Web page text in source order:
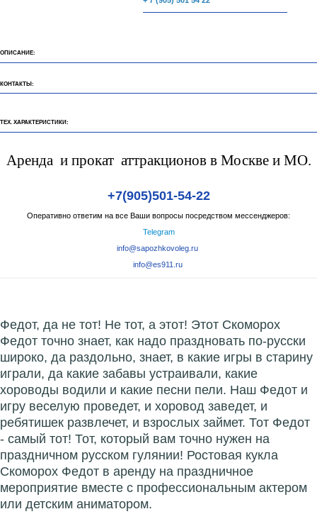
ОПИСАНИЕ:
КОНТАКТЫ:
ТЕХ. ХАРАКТЕРИСТИКИ:
Аренда и прокат аттракционов в Москве и МО.
+7(905)501-54-22
Оперативно ответим на все Ваши вопросы посредством мессенджеров:
Telegram
info@sapozhkovoleg.ru
info@es911.ru
Федот, да не тот! Не тот, а этот! Этот Скоморох
Федот точно знает, как надо праздновать по-русски
широко, да раздольно, знает, в какие игры в старину
играли, да какие забавы устраивали, какие
хороводы водили и какие песни пели. Наш Федот и
игру веселую проведет, и хоровод заведет, и
ребятишек развлечет, и взрослых займет. Тот Федот
- самый тот! Тот, который вам точно нужен на
праздничном русском гулянии! Ростовая кукла
Скоморох Федот в аренду на праздничное
мероприятие вместе с профессиональным актером
или детским аниматором.